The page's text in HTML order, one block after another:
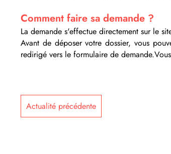
Comment faire sa demande ?
La demande s'effectue directement sur le
Avant de déposer votre dossier, vous
redirigé vers le formulaire de
Actualité précédente